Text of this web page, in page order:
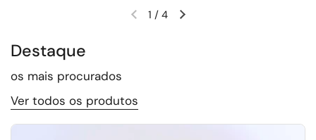
Slide anteriorPróximo slide
1 / 4
Destaque
os mais procurados
Ver todos os produtos